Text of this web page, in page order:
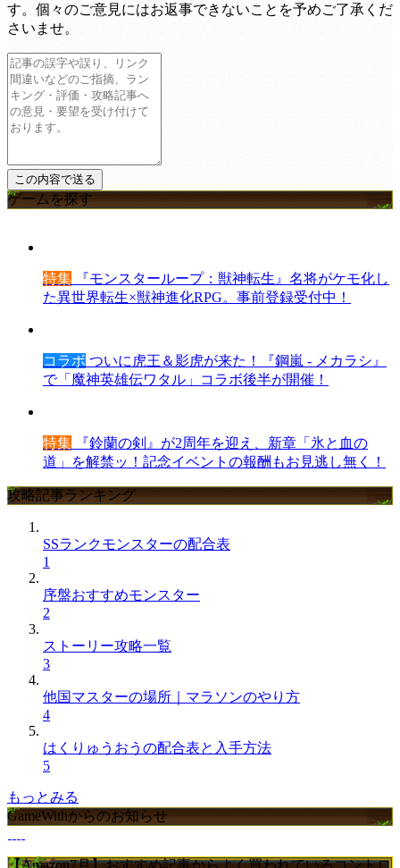
す。個々のご意見にはお返事できないことを予めご了承くだ
さいませ。
ゲームを探す
特集 『モンスターループ：獣神転生』名将がケモ化し
た異世界転生×獣神進化RPG。事前登録受付中！
コラボ ついに虎王＆影虎が来た！『鋼嵐 - メカラシ』
で「魔神英雄伝ワタル」コラボ後半が開催！
特集 『鈴蘭の剣』が2周年を迎え、新章「氷と血の
道」を解禁ッ！記念イベントの報酬もお見逃し無く！
攻略記事ランキング
SSランクモンスターの配合表
1
序盤おすすめモンスター
2
ストーリー攻略一覧
3
他国マスターの場所｜マラソンのやり方
4
はくりゅうおうの配合表と入手方法
5
もっとみる
GameWithからのお知らせ
【Amazon7月】おすすめ記事からよく買われているコントロ